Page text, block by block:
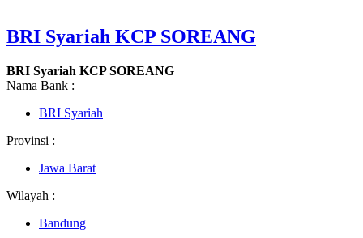
BRI Syariah KCP SOREANG
BRI Syariah KCP SOREANG
Nama Bank :
BRI Syariah
Provinsi :
Jawa Barat
Wilayah :
Bandung